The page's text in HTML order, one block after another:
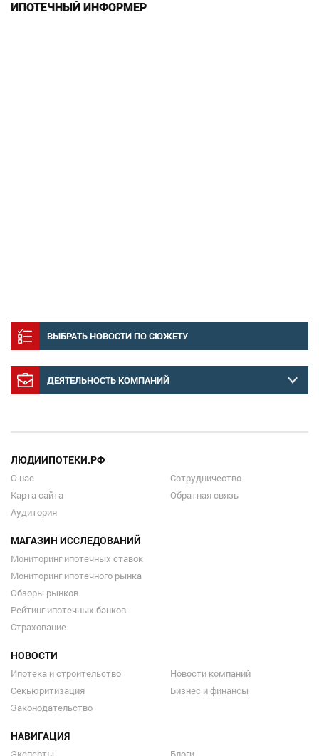
ИПОТЕЧНЫЙ ИНФОРМЕР
ВЫБРАТЬ НОВОСТИ ПО СЮЖЕТУ
ДЕЯТЕЛЬНОСТЬ КОМПАНИЙ
ЛЮДИИПОТЕКИ.РФ
О нас
Карта сайта
Аудитория
Сотрудничество
Обратная связь
МАГАЗИН ИССЛЕДОВАНИЙ
Мониторинг ипотечных ставок
Мониторинг ипотечного рынка
Обзоры рынков
Рейтинг ипотечных банков
Страхование
НОВОСТИ
Ипотека и строительство
Секьюритизация
Законодательство
Новости компаний
Бизнес и финансы
НАВИГАЦИЯ